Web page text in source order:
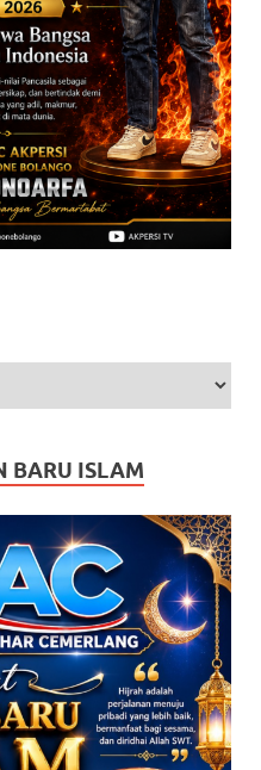
BARU ISLAM